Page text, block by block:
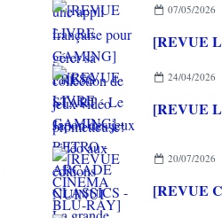
07/05/2026
24/04/2026
20/07/2026